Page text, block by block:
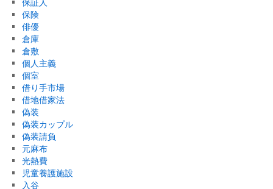
保険
俳優
倉庫
倉敷
個人主義
個室
借り手市場
借地借家法
偽装
偽装カップル
偽装請負
元麻布
光熱費
児童養護施設
入谷